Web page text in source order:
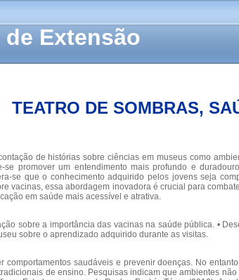
Extensão
TEATRO DE SOMBRAS,
de histórias sobre ciências em museus como
promover um entendimento mais profundo e
se que o conhecimento adquirido pelos jovens seja
vacinas, essa abordagem inovadora é crucial para
em saúde mais acessível e atrativa.
sobre a importância das vacinas na saúde pública. •
sobre o aprendizado adquirido durante as visitas.
comportamentos saudáveis e prevenir doenças. No
de ensino. Pesquisas indicam que ambientes